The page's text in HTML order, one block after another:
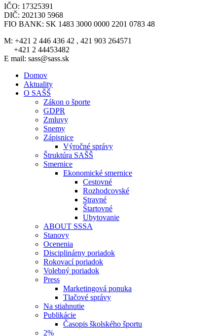
IČO: 17325391
DIČ: 202130 5968
FIO BANK: SK 1483 3000 0000 2201 0783 48
M: +421 2 446 436 42 , 421 903 264571
+421 2 44453482
E mail: sass@sass.sk
Domov
Aktuality
O SAŠŠ
Zákon o športe
GDPR
Zmluvy
Snemy
Zápisnice
Výročné správy
Štruktúra SAŠŠ
Smernice
Ekonomické smernice
Cestovné
Rozhodcovské
Stravné
Štartovné
Ubytovanie
ABOUT SSSA
Stanovy
Ocenenia
Disciplinárny poriadok
Rokovací poriadok
Volebný poriadok
Press
Marketingová ponuka
Tlačové správy
Na stiahnutie
Publikácie
Časopis školského športu
2%